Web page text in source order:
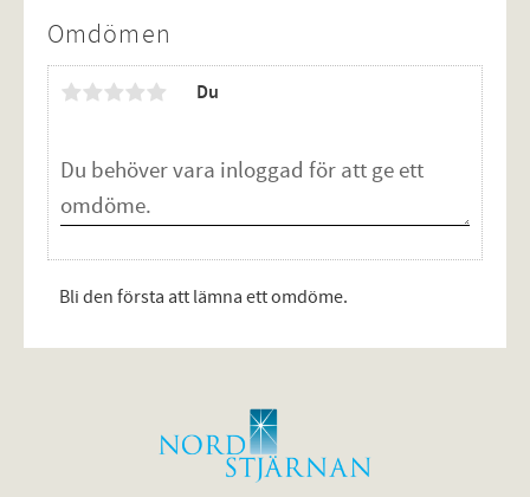
Omdömen
Du
Bli den första att lämna ett omdöme.